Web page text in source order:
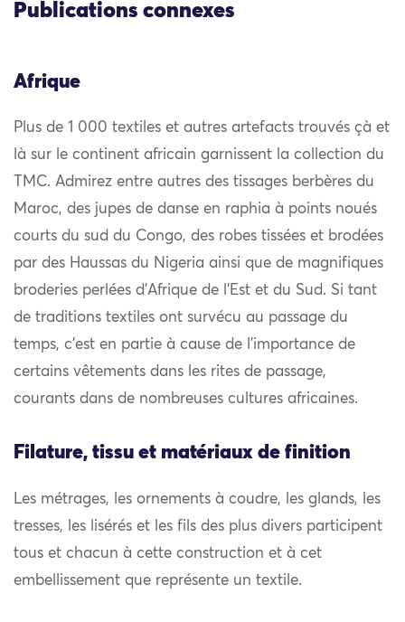
Publications connexes
Afrique
Plus de 1 000 textiles et autres artefacts trouvés çà et
là sur le continent africain garnissent la collection du
TMC. Admirez entre autres des tissages berbères du
Maroc, des jupes de danse en raphia à points noués
courts du sud du Congo, des robes tissées et brodées
par des Haussas du Nigeria ainsi que de magnifiques
broderies perlées d’Afrique de l’Est et du Sud. Si tant
de traditions textiles ont survécu au passage du
temps, c’est en partie à cause de l’importance de
certains vêtements dans les rites de passage,
courants dans de nombreuses cultures africaines.
Filature, tissu et matériaux de finition
Les métrages, les ornements à coudre, les glands, les
tresses, les lisérés et les fils des plus divers participent
tous et chacun à cette construction et à cet
embellissement que représente un textile.